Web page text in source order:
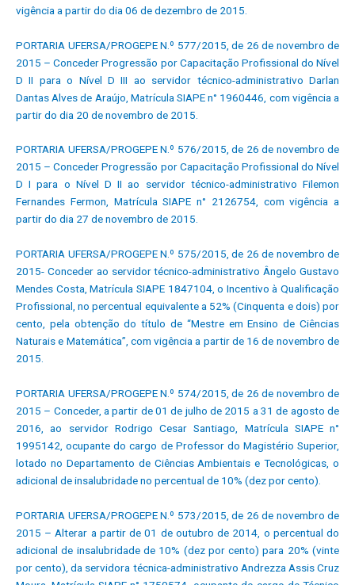
vigência a partir do dia 06 de dezembro de 2015.
PORTARIA UFERSA/PROGEPE N.º 577/2015, de 26 de novembro de
2015 – Conceder Progressão por Capacitação Profissional do Nível
D II para o Nível D III ao servidor técnico-administrativo Darlan
Dantas Alves de Araújo, Matrícula SIAPE n° 1960446, com vigência a
partir do dia 20 de novembro de 2015.
PORTARIA UFERSA/PROGEPE N.º 576/2015, de 26 de novembro de
2015 – Conceder Progressão por Capacitação Profissional do Nível
D I para o Nível D II ao servidor técnico-administrativo Filemon
Fernandes Fermon, Matrícula SIAPE n° 2126754, com vigência a
partir do dia 27 de novembro de 2015.
PORTARIA UFERSA/PROGEPE N.º 575/2015, de 26 de novembro de
2015- Conceder ao servidor técnico-administrativo Ângelo Gustavo
Mendes Costa, Matrícula SIAPE 1847104, o Incentivo à Qualificação
Profissional, no percentual equivalente a 52% (Cinquenta e dois) por
cento, pela obtenção do título de “Mestre em Ensino de Ciências
Naturais e Matemática”, com vigência a partir de 16 de novembro de
2015.
PORTARIA UFERSA/PROGEPE N.º 574/2015, de 26 de novembro de
2015 – Conceder, a partir de 01 de julho de 2015 a 31 de agosto de
2016, ao servidor Rodrigo Cesar Santiago, Matrícula SIAPE n°
1995142, ocupante do cargo de Professor do Magistério Superior,
lotado no Departamento de Ciências Ambientais e Tecnológicas, o
adicional de insalubridade no percentual de 10% (dez por cento).
PORTARIA UFERSA/PROGEPE N.º 573/2015, de 26 de novembro de
2015 – Alterar a partir de 01 de outubro de 2014, o percentual do
adicional de insalubridade de 10% (dez por cento) para 20% (vinte
por cento), da servidora técnica-administrativo Andrezza Assis Cruz